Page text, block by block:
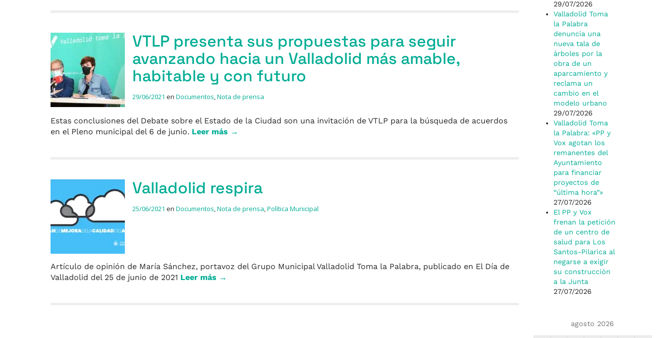
VTLP presenta sus propuestas para seguir
avanzando hacia un Valladolid más amable,
habitable y con futuro
29/06/2021 en Documentos,Nota de prensa
Estas conclusiones del Debate sobre el Estado de la Ciudad son una invitación de VTLP para la búsqueda de acuerdos
en el Pleno municipal del 6 de junio. Leer más →
Valladolid respira
25/06/2021 en Documentos,Nota de prensa,Política Municipal
Artículo de opinión de María Sánchez, portavoz del Grupo Municipal Valladolid Toma la Palabra, publicado en El Día de
Valladolid del 25 de junio de 2021 Leer más →
29/07/2026
Valladolid Toma
la Palabra
denuncia una
nueva tala de
árboles por la
obra de un
aparcamiento y
reclama un
cambio en el
modelo urbano
29/07/2026
Valladolid Toma
la Palabra: «PP y
Vox agotan los
remanentes del
Ayuntamiento
para financiar
proyectos de
“última hora”»
27/07/2026
El PP y Vox
frenan la petición
de un centro de
salud para Los
Santos-Pilarica al
negarse a exigir
su construcción
a la Junta
27/07/2026
agosto 2026